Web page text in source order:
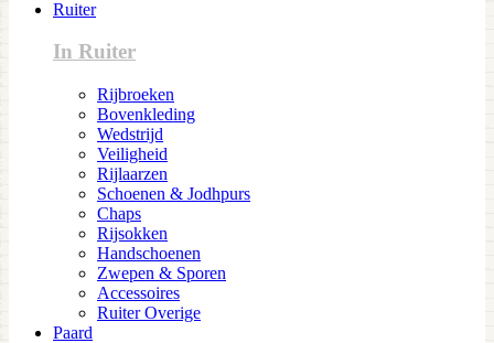
Ruiter
In Ruiter
Rijbroeken
Bovenkleding
Wedstrijd
Veiligheid
Rijlaarzen
Schoenen & Jodhpurs
Chaps
Rijsokken
Handschoenen
Zwepen & Sporen
Accessoires
Ruiter Overige
Paard